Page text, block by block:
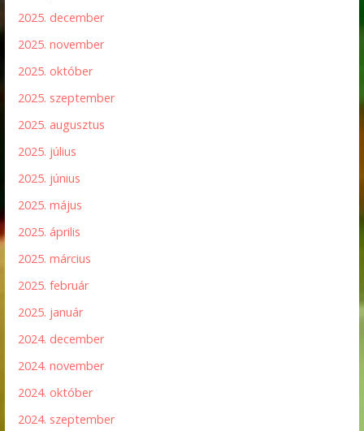
2025. december
2025. november
2025. október
2025. szeptember
2025. augusztus
2025. július
2025. június
2025. május
2025. április
2025. március
2025. február
2025. január
2024. december
2024. november
2024. október
2024. szeptember